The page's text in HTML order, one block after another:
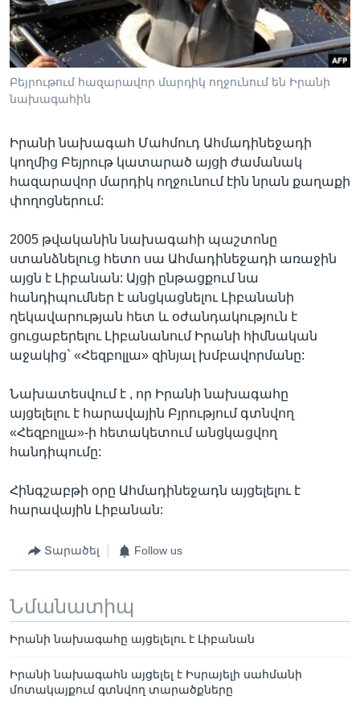
Լեզուներ
Բեյրութում հազարավոր մարդիկ ողջունում են Իրանի
նախագահին
Իրանի նախագահ Մահմուդ Ահմադինեջադի
կողմից Բեյրութ կատարած այցի ժամանակ
հազարավոր մարդիկ ողջունում էին նրան քաղաքի
փողոցներում:
2005 թվականին նախագահի պաշտոնը
ստանձնելուց հետո սա Ահմադինեջադի առաջին
այցն է Լիբանան: Այցի ընթացքում նա
հանդիպումներ է անցկացնելու Լիբանանի
ղեկավարության հետ և օժանդակություն է
ցուցաբերելու Լիբանանում Իրանի հիմնական
աջակից` «Հեզբոլլա» զինյալ խմբավորմանը:
Նախատեսվում է , որ Իրանի նախագահը
այցելելու է հարավային Բյրությում գտնվող
«Հեզբոլլա»-ի հետակետում անցկացվող
հանդիպումը:
Հինգշաբթի օրը Ահմադինեջադն այցելելու է
հարավային Լիբանան:
Տարածել Follow us
Նմանատիպ
Իրանի նախագահը այցելելու է Լիբանան
Իրանի նախագահն այցելել է Իսրայելի սահմանի
մոտակայքում գտնվող տարածքները